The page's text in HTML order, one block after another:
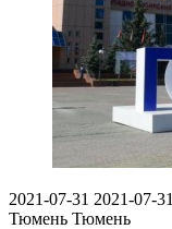
2021-07-31 2021-07-31
Тюмень Тюмень